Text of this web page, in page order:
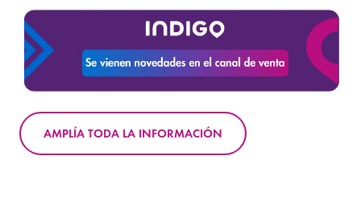
AMPLÍA TODA LA INFORMACIÓN